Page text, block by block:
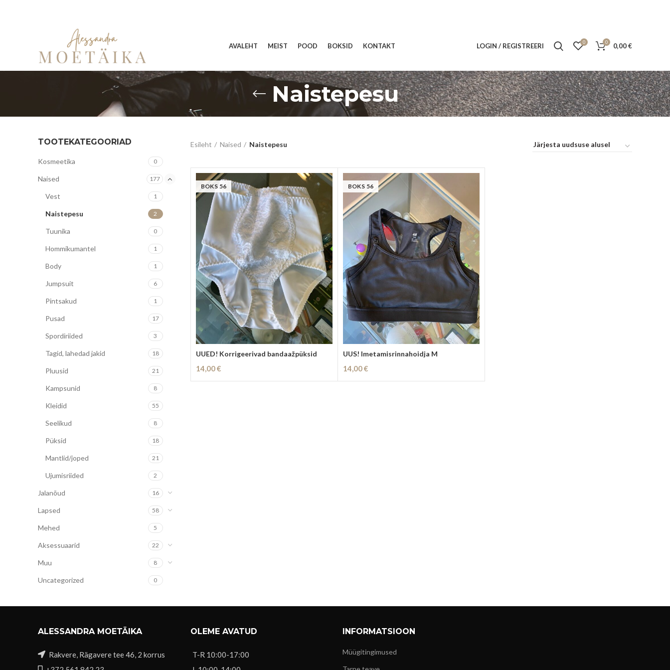
AVALEHT MEIST POOD BOKSID KONTAKT LOGIN / REGISTREERI 0 0 0,00€
Naistepesu
TOOTEKATEGOORIAD
Kosmeetika 0
Naised 177
Vest 1
Naistepesu 2
Tuunika 0
Hommikumantel 1
Body 1
Jumpsuit 6
Pintsakud 1
Pusad 17
Spordiriided 3
Tagid, lahedad jakid 18
Pluusid 21
Kampsunid 8
Kleidid 55
Seelikud 8
Püksid 18
Mantlid/joped 21
Ujumisriided 2
Jalanõud 16
Lapsed 58
Mehed 5
Aksessuaarid 22
Muu 8
Uncategorized 0
Esileht Naised Naistepesu
BOKS 56
UUED! Korrigeerivad bandaažpüksid
14,00€
Lisa Korvi
BOKS 56
UUS! Imetamisrinnahoidja M
14,00€
Lisa Korvi
ALESSANDRA MOETÄIKA
Rakvere, Rägavere tee 46, 2 korrus
OLEME AVATUD
T-R 10:00-17:00
INFORMATSIOON
Müügitingimused